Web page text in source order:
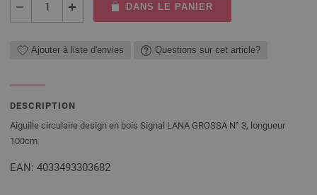
DANS LE PANIER
Ajouter à liste d'envies Questions sur cet article?
DESCRIPTION
Aiguille circulaire design en bois Signal LANA GROSSA N° 3, longueur
100cm
EAN: 4033493303682